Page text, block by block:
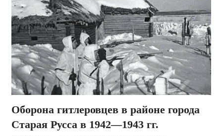
Оборона гитлеровцев в районе города
Старая Русса в 1942—1943 гг.